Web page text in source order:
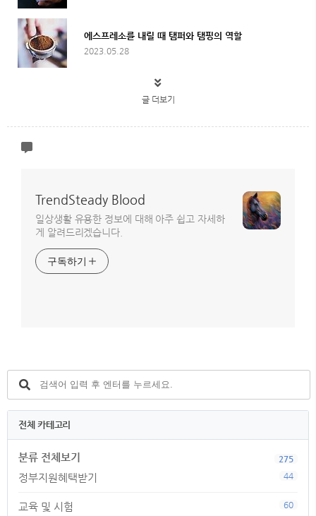
에스프레소를 내릴 때 탬퍼와 탬핑의 역할
2023.05.28
글 더보기
TrendSteady Blood
일상생활 유용한 정보에 대해 아주 쉽고 자세하
게 알려드리겠습니다.
구독하기
전체 카테고리
분류 전체보기 275
정부지원혜택받기 44
교육 및 시험 60